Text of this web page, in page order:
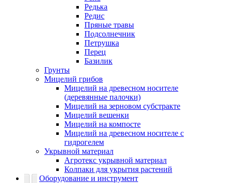
Редька
Редис
Пряные травы
Подсолнечник
Петрушка
Перец
Базилик
Грунты
Мицелий грибов
Мицелий на древесном носителе
(деревянные палочки)
Мицелий на зерновом субстракте
Мицелий вешенки
Мицелий на компосте
Мицелий на древесном носителе с
гидрогелем
Укрывной материал
Агротекс укрывной материал
Колпаки для укрытия растений
Оборудование и инструмент